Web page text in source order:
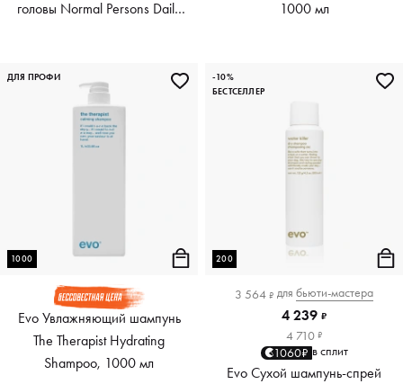
головы Normal Persons Daily
1000 мл
1000
Evo Увлажняющий шампунь
The Therapist Hydrating
Shampoo, 1000 мл
ДЛЯ ПРОФИ
200
3 564 ₽ для бьюти-мастера
4 239 ₽
4 710 ₽
1060₽ в сплит
Evo Сухой шампунь-спрей
-10%
БЕСТСЕЛЛЕР